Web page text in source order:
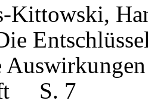
Kittowski,
S. 7